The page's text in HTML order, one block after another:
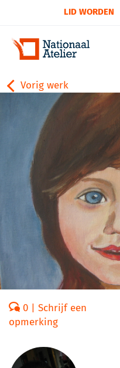
LID WORDEN
Vorig werk
0 | Schrijf een
opmerking